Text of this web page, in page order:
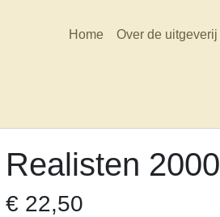
Home Over de uitgeverij
Realisten 2000
€ 22,50